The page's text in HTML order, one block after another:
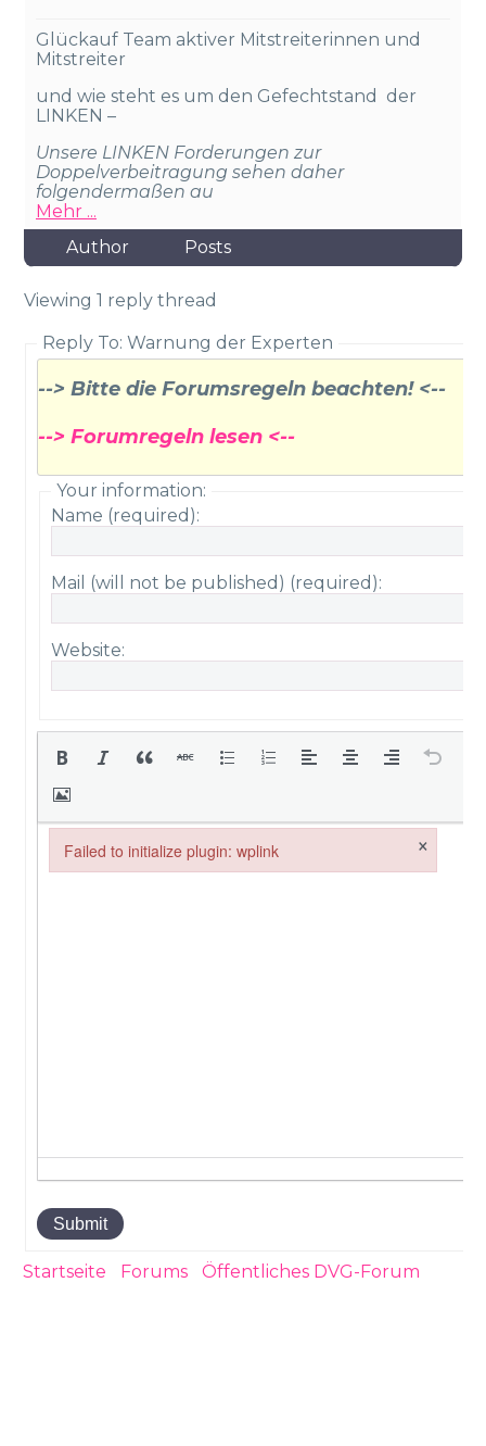
Glückauf Team aktiver Mitstreiterinnen und
Mitstreiter
und wie steht es um den Gefechtstand der
LINKEN –
Unsere LINKEN Forderungen zur
Doppelverbeitragung sehen daher
folgendermaßen au
Mehr ...
Author
Posts
Viewing 1 reply thread
Reply To: Warnung der Experten
--> Bitte die Forumsregeln beachten! <--
--> Forumregeln lesen <--
Your information:
Name (required):
Mail (will not be published) (required):
Website:
Submit
Startseite Forums Öffentliches DVG-Forum
Failed to initialize plugin: wplink ×
Failed to initialize plugin: wplink